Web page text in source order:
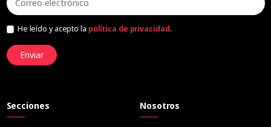
He leído y acepto la política de privacidad.
Enviar
Secciones Nosotros